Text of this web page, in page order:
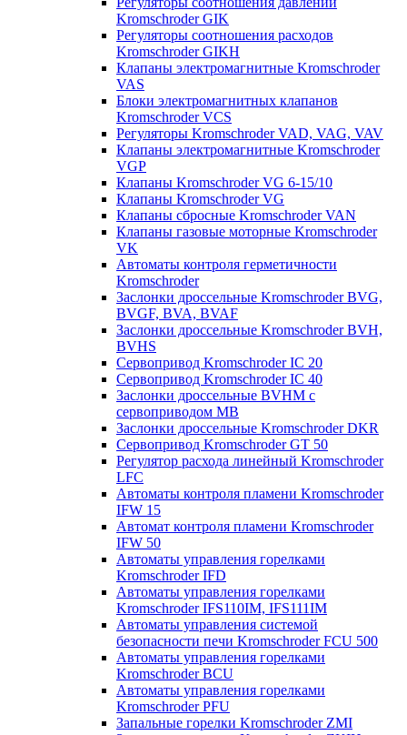
Kromschroder GIK
Регуляторы соотношения расходов
Kromschroder GIKH
Клапаны электромагнитные Kromschroder
VAS
Блоки электромагнитных клапанов
Kromschroder VCS
Регуляторы Kromschroder VAD, VAG, VAV
Клапаны электромагнитные Kromschroder
VGP
Клапаны Kromschroder VG 6-15/10
Клапаны Kromschroder VG
Клапаны сбросные Kromschroder VAN
Клапаны газовые моторные Kromschroder
VK
Автоматы контроля герметичности
Kromschroder
Заслонки дроссельные Kromschroder BVG,
BVGF, BVA, BVAF
Заслонки дроссельные Kromschroder BVH,
BVHS
Сервопривод Kromschroder IC 20
Сервопривод Kromschroder IC 40
Заслонки дроссельные BVHM с
сервоприводом МВ
Заслонки дроссельные Kromschroder DKR
Cервопривод Kromschroder GT 50
Регулятор расхода линейный Kromschroder
LFC
Автоматы контроля пламени Kromschroder
IFW 15
Автомат контроля пламени Kromschroder
IFW 50
Автоматы управления горелками
Kromschroder IFD
Автоматы управления горелками
Kromschroder IFS110IM, IFS111IM
Автоматы управления системой
безопасности печи Kromschroder FCU 500
Автоматы управления горелками
Kromschroder BCU
Автоматы управления горелками
Kromschroder PFU
Запальные горелки Kromschroder ZМI